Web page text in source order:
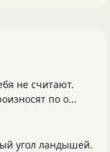
не считают.
по о...
угол ландышей.